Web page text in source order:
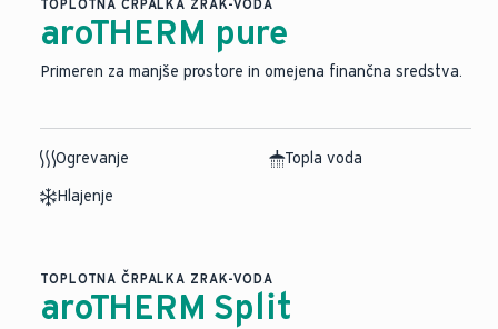
TOPLOTNA ČRPALKA ZRAK-VODA
aroTHERM pure
Primeren za manjše prostore in omejena finančna sredstva.
Ogrevanje
Topla voda
Hlajenje
TOPLOTNA ČRPALKA ZRAK-VODA
aroTHERM Split